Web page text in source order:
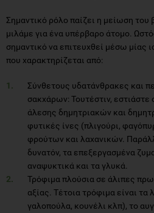
Σημαντικό ρόλο παίζει η μείωση
μιλάμε για ένα υπέρβαρο άτομο.
σημαντικό να επιτευχθεί μέσω μίας
που χαρακτηρίζεται από:
Σύνθετους υδατάνθρακες και
σακχάρων: Τουτέστιν,
άλεσης δημητριακών και
φυτικές ίνες (πλιγούρι,
φρούτων και λαχανικών.
δυνατόν, τα επεξεργασμένα
αναψυκτικά και τα γλυκά.
Τρόφιμα πλούσια σε άλιπες
αξίας. Τέτοια τρόφιμα είναι
γαλοπούλα, κουνέλι κλπ), το